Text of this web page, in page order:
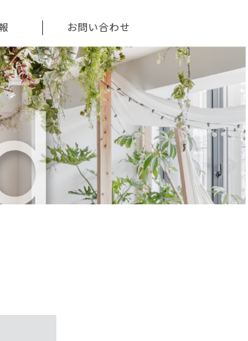
お問い合わせ